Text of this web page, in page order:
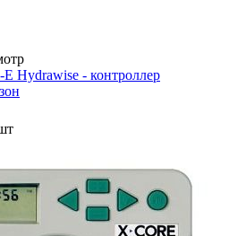
Hydrawise - контроллер